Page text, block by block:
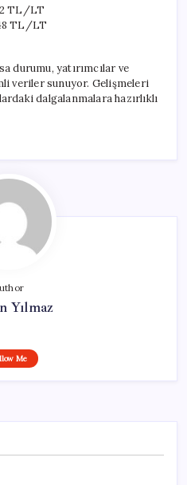
TL/LT
TL/LT
durumu, yatırımcılar ve
veriler sunuyor. Gelişmeleri
dalgalanmalara hazırlıklı
Yılmaz
Me